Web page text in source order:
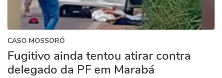
CASO MOSSORÓ
Fugitivo ainda tentou atirar contra
delegado da PF em Marabá